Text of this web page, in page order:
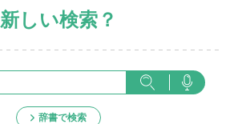
新しい検索？
辞書で検索